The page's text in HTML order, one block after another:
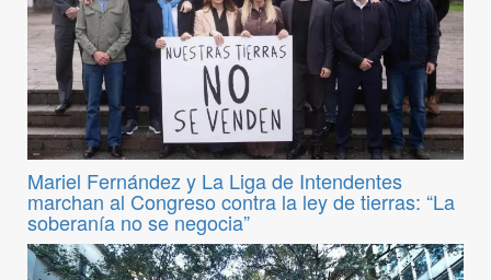
Mariel Fernández y La Liga de Intendentes
marchan al Congreso contra la ley de tierras: “La
soberanía no se negocia”